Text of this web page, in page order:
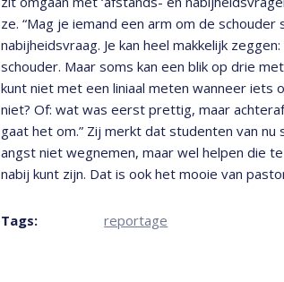
ze. “Mag je iemand een arm om de
nabijheidsvraag. Je kan heel makkelijk
schouder. Maar soms kan een blik op drie
kunt niet met een liniaal meten wanneer iets
niet? Of: wat was eerst prettig, maar
gaat het om.” Zij merkt dat studenten van
angst niet wegnemen, maar wel helpen die
nabij kunt zijn. Dat is ook het mooie van
Tags: reportage